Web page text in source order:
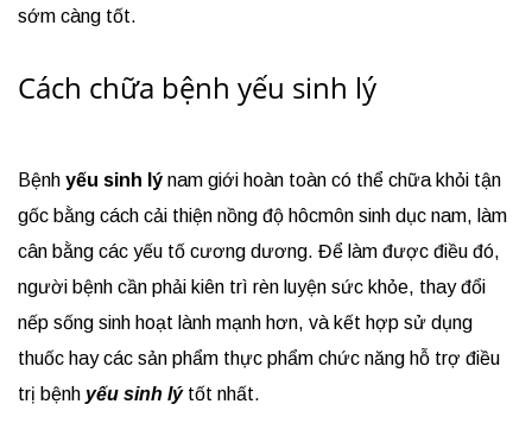
sớm càng tốt.
Cách chữa bệnh yếu sinh lý
Bệnh yếu sinh lý nam giới hoàn toàn có thể chữa khỏi tận
gốc bằng cách cải thiện nồng độ hôcmôn sinh dục nam, làm
cân bằng các yếu tố cương dương. Để làm được điều đó,
người bệnh cần phải kiên trì rèn luyện sức khỏe, thay đổi
nếp sống sinh hoạt lành mạnh hơn, và kết hợp sử dụng
thuốc hay các sản phẩm thực phẩm chức năng hỗ trợ điều
trị bệnh yếu sinh lýtốt nhất.